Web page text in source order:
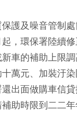
護及噪音管制
，環保署陸續
車的補助上限
萬元、加裝汙
出面做購車信
助時限到二二年